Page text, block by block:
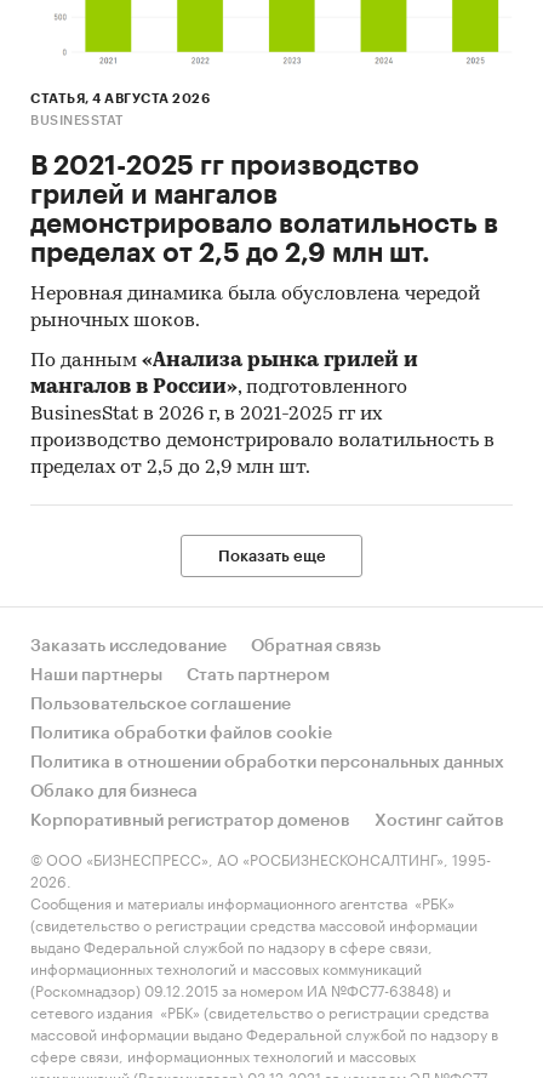
СТАТЬЯ, 4 АВГУСТА 2026
BUSINESSTAT
В 2021-2025 гг производство
грилей и мангалов
демонстрировало волатильность в
пределах от 2,5 до 2,9 млн шт.
Неровная динамика была обусловлена чередой
рыночных шоков.
По данным «Анализа рынка грилей и
мангалов в России», подготовленного
BusinesStat в 2026 г, в 2021-2025 гг их
производство демонстрировало волатильность в
пределах от 2,5 до 2,9 млн шт.
Показать еще
Заказать исследование
Обратная связь
Наши партнеры
Стать партнером
Пользовательское соглашение
Политика обработки файлов cookie
Политика в отношении обработки персональных данных
Облако для бизнеса
Корпоративный регистратор доменов
Хостинг сайтов
© ООО «БИЗНЕСПРЕСС», АО «РОСБИЗНЕСКОНСАЛТИНГ», 1995-
2026.
Сообщения и материалы информационного агентства «РБК»
(свидетельство о регистрации средства массовой информации
выдано Федеральной службой по надзору в сфере связи,
информационных технологий и массовых коммуникаций
(Роскомнадзор) 09.12.2015 за номером ИА №ФС77-63848) и
сетевого издания «РБК» (свидетельство о регистрации средства
массовой информации выдано Федеральной службой по надзору в
сфере связи, информационных технологий и массовых